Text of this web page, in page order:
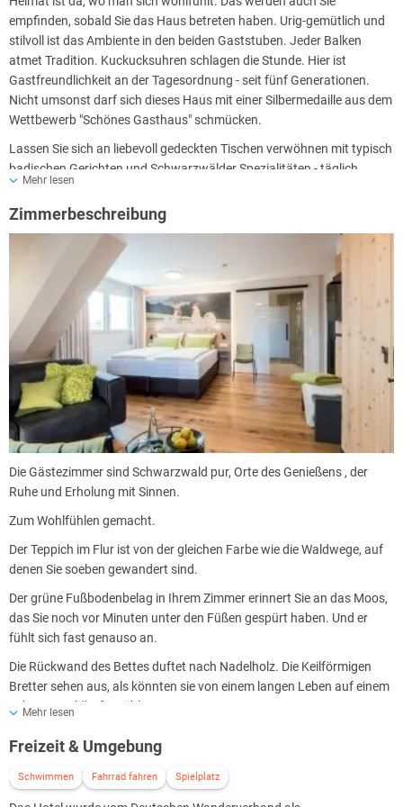
empfinden, sobald Sie das Haus betreten haben. Urig-gemütlich und
stilvoll ist das Ambiente in den beiden Gaststuben. Jeder Balken
atmet Tradition. Kuckucksuhren schlagen die Stunde. Hier ist
Gastfreundlichkeit an der Tagesordnung - seit fünf Generationen.
Nicht umsonst darf sich dieses Haus mit einer Silbermedaille aus dem
Wettbewerb "Schönes Gasthaus" schmücken.
Lassen Sie sich an liebevoll gedeckten Tischen verwöhnen mit typisch
badischen Gerichten und Schwarzwälder Spezialitäten - täglich
frisch, saisonal und aus der Region. Viele Produkte stammen aus
dem eigenen Garten: frischer Salat, Obst und Kräuter. Auch Apfelsaft
und Apfelmost werden selbst hergestellt. Genießen Sie bestes Fleisch
aus dem Schwarzwald. Probieren Sie das Apfelmenü. Kosten Sie
geräucherte Forelle zu knackigem Gartensalat, ein saftiges Steak
vom heimischen Milchkalb, das auf der Zunge zergeht, dazu
hausgemachte Spätzle und Marktgemüse... Zum Abschluss werden
Sie mit einem hausgemachten Tannenhonigparfait oder einer
schmelzend zarten Crème Brûlée verzaubert...
Und hinterher vielleicht ein Schnäpsle aus der Hausbrennerei?
Mehr lesen
Zimmerbeschreibung
Die Gästezimmer sind Schwarzwald pur, Orte des Genießens , der
Ruhe und Erholung mit Sinnen.
Zum Wohlfühlen gemacht.
Der Teppich im Flur ist von der gleichen Farbe wie die Waldwege, auf
denen Sie soeben gewandert sind.
Der grüne Fußbodenbelag in Ihrem Zimmer erinnert Sie an das Moos,
das Sie noch vor Minuten unter den Füßen gespürt haben. Und er
fühlt sich fast genauso an.
Die Rückwand des Bettes duftet nach Nadelholz. Die Keilförmigen
Bretter sehen aus, als könnten sie von einem langen Leben auf einem
Schwarzwaldhof erzählen.
Darüberstreichen ein.
Der Kalkputz der Wände unterstreicht die authentische Anmutung.
Mehr lesen
Freizeit & Umgebung
Schwimmen Fahrrad fahren Spielplatz